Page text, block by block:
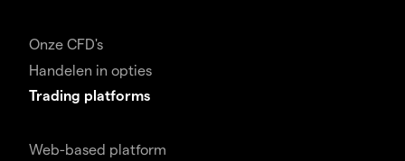
Onze CFD's
Handelen in opties
Trading platforms
Web-based platform